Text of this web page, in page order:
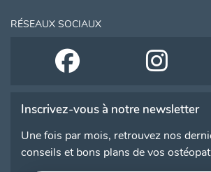
RÉSEAUX SOCIAUX
Inscrivez-vous à notre newsletter
Une fois par mois, retrouvez nos
conseils et bons plans de vos